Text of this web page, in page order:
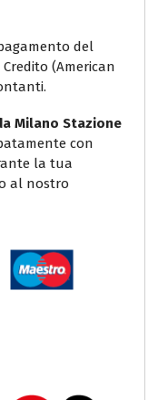
del
(American
Milano Stazione
con
la tua
al nostro